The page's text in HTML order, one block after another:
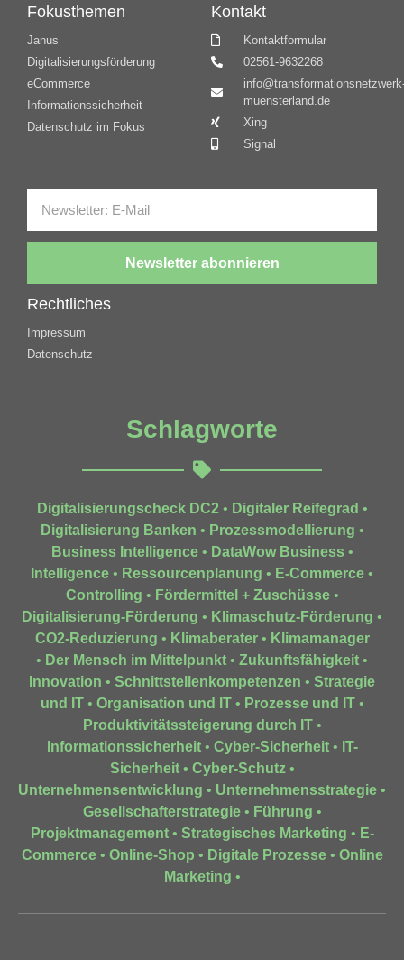
Fokusthemen
Janus
Digitalisierungsförderung
eCommerce
Informationssicherheit
Datenschutz im Fokus
Kontakt
Kontaktformular
02561-9632268
muensterland.de
Xing
Signal
Newsletter abonnieren
Rechtliches
Impressum
Datenschutz
Schlagworte
Digitalisierungscheck DC2• Digitaler Reifegrad •
Digitalisierung Banken • Prozessmodellierung •
Business Intelligence• DataWow Business•
Intelligence • Ressourcenplanung • E-Commerce •
Controlling • Fördermittel + Zuschüsse•
Digitalisierung-Förderung • Klimaschutz-Förderung •
CO2-Reduzierung • Klimaberater• Klimamanager
• Der Mensch im Mittelpunkt • Zukunftsfähigkeit •
Innovation • Schnittstellenkompetenzen • Strategie
und IT• Organisation und IT• Prozesse und IT•
Produktivitätssteigerung durch IT•
Informationssicherheit• Cyber-Sicherheit• IT-
Sicherheit• Cyber-Schutz•
Unternehmensentwicklung • Unternehmensstrategie •
Gesellschafterstrategie• Führung •
Projektmanagement• Strategisches Marketing • E-
Commerce• Online-Shop • Digitale Prozesse• Online
Marketing •